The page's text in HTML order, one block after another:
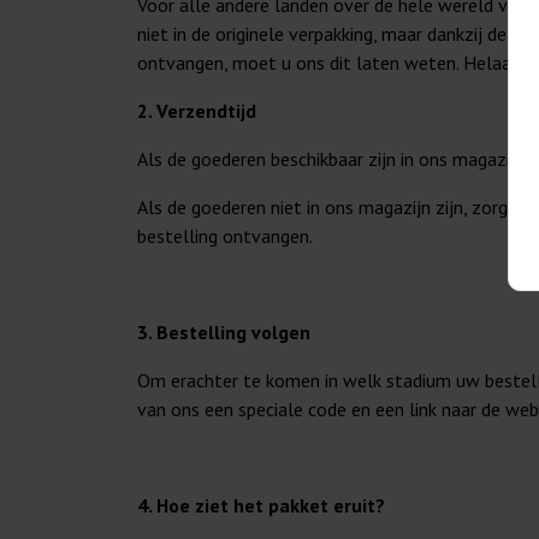
Voor alle andere landen over de hele wereld
niet in de originele verpakking, maar dankzij
ontvangen, moet u ons dit laten weten. Helaas
2. Verzendtijd
Als de goederen beschikbaar zijn in ons
Als de goederen niet in ons magazijn zijn,
bestelling ontvangen.
3. Bestelling volgen
Om erachter te komen in welk stadium uw
van ons een speciale code en een link naar de
4. Hoe ziet het pakket eruit?